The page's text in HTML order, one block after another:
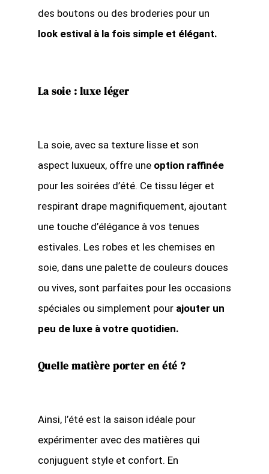
des boutons ou des broderies pour un
look estival à la fois simple et élégant.
La soie : luxe léger
La soie, avec sa texture lisse et son
aspect luxueux, offre une option raffinée
pour les soirées d’été. Ce tissu léger et
respirant drape magnifiquement, ajoutant
une touche d’élégance à vos tenues
estivales. Les robes et les chemises en
soie, dans une palette de couleurs douces
ou vives, sont parfaites pour les occasions
spéciales ou simplement pour ajouter un
peu de luxe à votre quotidien.
Quelle matière porter en été ?
Ainsi, l’été est la saison idéale pour
expérimenter avec des matières qui
conjuguent style et confort. En